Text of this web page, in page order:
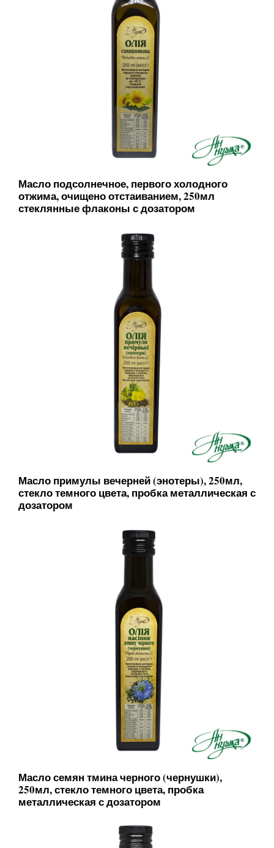
Масло подсолнечное, первого холодного
отжима, очищено отстаиванием, 250мл
стеклянные флаконы с дозатором
Масло примулы вечерней (энотеры), 250мл,
стекло темного цвета, пробка металлическая с
дозатором
Масло семян тмина черного (чернушки),
250мл, стекло темного цвета, пробка
металлическая с дозатором